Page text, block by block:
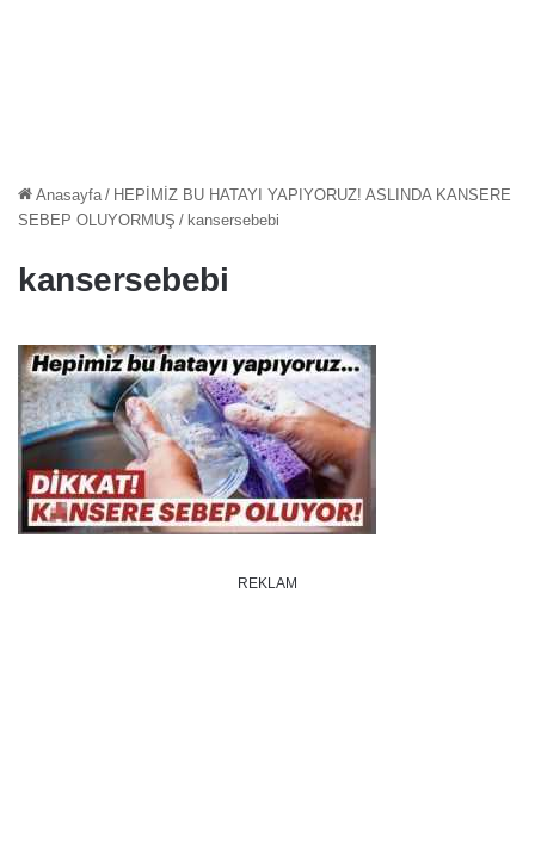
Anasayfa / HEPİMİZ BU HATAYI YAPIYORUZ! ASLINDA KANSERE
SEBEP OLUYORMUŞ / kansersebebi
kansersebebi
REKLAM